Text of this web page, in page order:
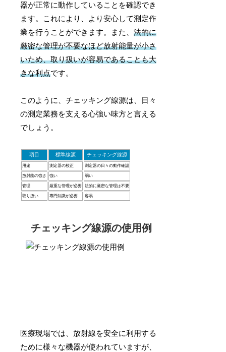
器が正常に動作していることを確認でき
ます。これにより、より安心して測定作
業を行うことができます。また、法的に
厳密な管理が不要なほど放射能量が小さ
いため、取り扱いが容易であることも大
きな利点です。
このように、チェッキング線源は、日々
の測定業務を支える心強い味方と言える
でしょう。
項目 標準線源 チェッキング線源
用途 測定器の校正 測定器の日々の動作確認
放射能の強さ 強い 弱い
管理 厳重な管理が必要 法的に厳密な管理は不要
取り扱い 専門知識が必要 容易
チェッキング線源の使用例
医療現場では、放射線を安全に利用する
ために様々な機器が使われていますが、